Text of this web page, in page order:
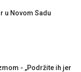
u Novom Sadu
- „Podržite ih jer